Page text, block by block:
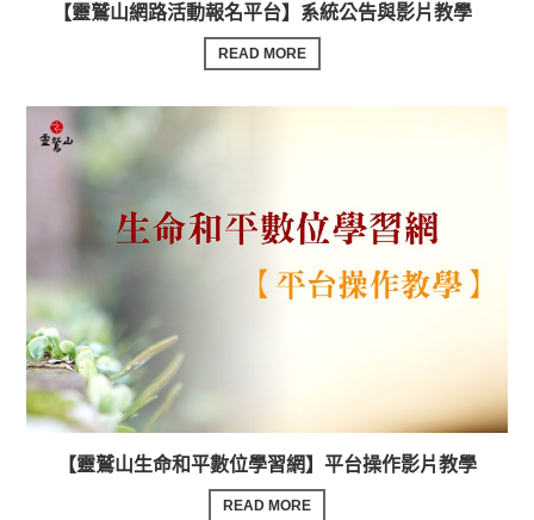
【靈鷲山網路活動報名平台】系統公告與影片教學
READ MORE
【靈鷲山生命和平數位學習網】平台操作影片教學
READ MORE